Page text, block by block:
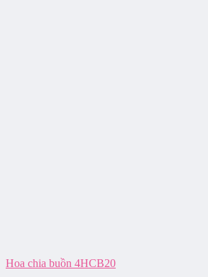
Hoa chia buồn 4HCB20